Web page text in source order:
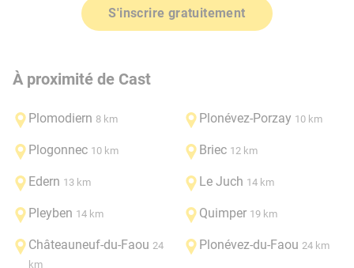
S'inscrire gratuitement
À proximité de Cast
Plomodiern 8 km Plonévez-Porzay 10 km
Plogonnec 10 km Briec 12 km
Edern 13 km Le Juch 14 km
Pleyben 14 km Quimper 19 km
Châteauneuf-du-Faou 24
km
Plonévez-du-Faou 24 km